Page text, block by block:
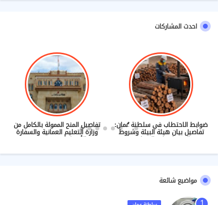
احدث المشاركات
ضوابط الاحتطاب في سلطنة عُمان:
تفاصيل بيان هيئة البيئة وشروط
الحصول على التصاريح
تفاصيل المنح الممولة بالكامل من
وزارة التعليم العمانية والسفارة
الأمريكية (2027/2028)
مواضيع شائعة